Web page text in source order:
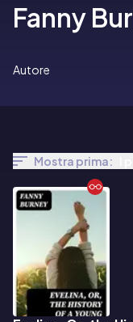
Fanny
Autore
Mostra prima: